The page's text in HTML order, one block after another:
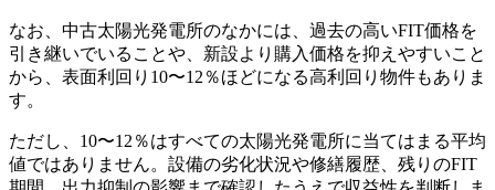
なお、中古太陽光発電所のなかには、過去の高いFIT価格を
引き継いでいることや、新設より購入価格を抑えやすいこと
から、表面利回り10〜12％ほどになる高利回り物件もありま
す。
ただし、10〜12％はすべての太陽光発電所に当てはまる平均
値ではありません。設備の劣化状況や修繕履歴、残りのFIT